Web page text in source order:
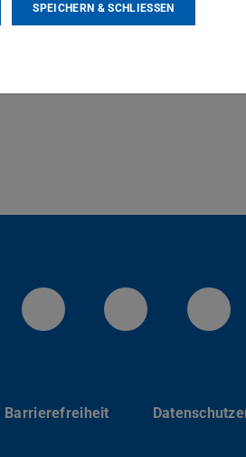
der TU Darmstadt
Kanal der TU
Bluesky-Kanal der
Barrierefreiheit
SPEICHERN & SCHLIESSEN